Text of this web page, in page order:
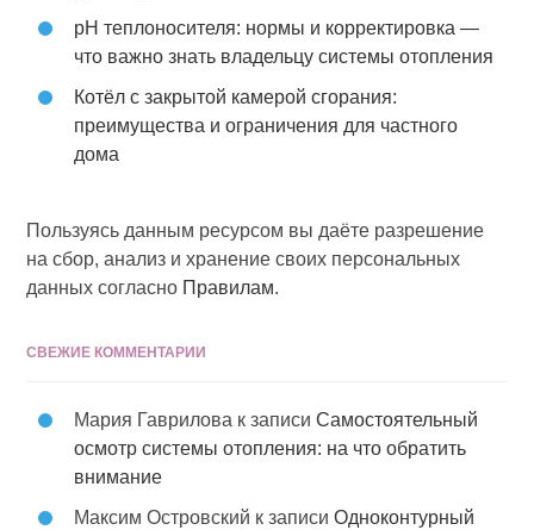
pH теплоносителя: нормы и корректировка —
что важно знать владельцу системы отопления
Котёл с закрытой камерой сгорания:
преимущества и ограничения для частного
дома
Пользуясь данным ресурсом вы даёте разрешение
на сбор, анализ и хранение своих персональных
данных согласно Правилам.
СВЕЖИЕ КОММЕНТАРИИ
Мария Гаврилова к записиСамостоятельный
осмотр системы отопления: на что обратить
внимание
Максим Островский к записиОдноконтурный